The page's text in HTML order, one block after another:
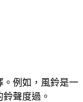
。例如，風鈴是一
聲度過。